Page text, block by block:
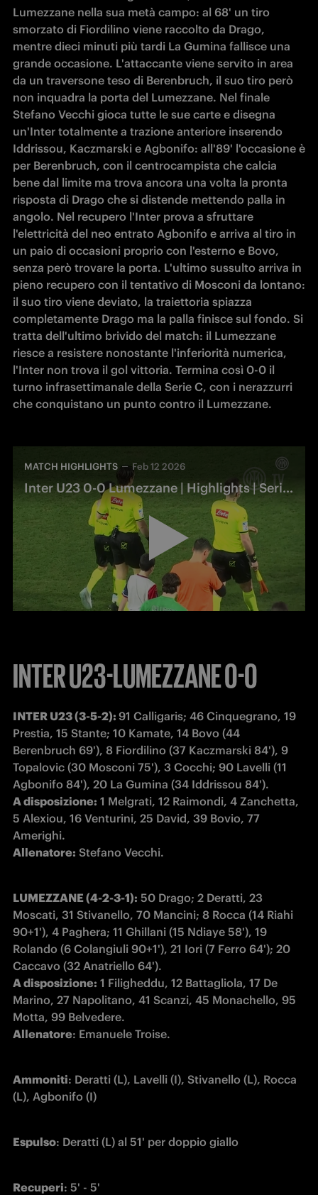
Lumezzane nella sua metà campo: al 68' un tiro
smorzato di Fiordilino viene raccolto da Drago,
mentre dieci minuti più tardi La Gumina fallisce una
grande occasione. L'attaccante viene servito in area
da un traversone teso di Berenbruch, il suo tiro però
non inquadra la porta del Lumezzane. Nel finale
Stefano Vecchi gioca tutte le sue carte e disegna
un'Inter totalmente a trazione anteriore inserendo
Iddrissou, Kaczmarski e Agbonifo: all'89' l'occasione è
per Berenbruch, con il centrocampista che calcia
bene dal limite ma trova ancora una volta la pronta
risposta di Drago che si distende mettendo palla in
angolo. Nel recupero l'Inter prova a sfruttare
l'elettricità del neo entrato Agbonifo e arriva al tiro in
un paio di occasioni proprio con l'esterno e Bovo,
senza però trovare la porta. L'ultimo sussulto arriva in
pieno recupero con il tentativo di Mosconi da lontano:
il suo tiro viene deviato, la traiettoria spiazza
completamente Drago ma la palla finisce sul fondo. Si
tratta dell'ultimo brivido del match: il Lumezzane
riesce a resistere nonostante l'inferiorità numerica,
l'Inter non trova il gol vittoria. Termina così 0-0 il
turno infrasettimanale della Serie C, con i nerazzurri
che conquistano un punto contro il Lumezzane.
MATCH HIGHLIGHTS Feb 12 2026
Inter U23 0-0 Lumezzane | Highlights | Serie C
INTER U23-LUMEZZANE 0-0
INTER U23 (3-5-2): 91 Calligaris; 46 Cinquegrano, 19
Prestia, 15 Stante; 10 Kamate, 14 Bovo (44
Berenbruch 69'), 8 Fiordilino (37 Kaczmarski 84'), 9
Topalovic (30 Mosconi 75'), 3 Cocchi; 90 Lavelli (11
A disposizione: 1 Melgrati, 12 Raimondi, 4 Zanchetta,
5 Alexiou, 16 Venturini, 25 David, 39 Bovio, 77
Allenatore: Stefano Vecchi.
LUMEZZANE (4-2-3-1): 50 Drago; 2 Deratti, 23
Moscati, 31 Stivanello, 70 Mancini; 8 Rocca (14 Riahi
90+1'), 4 Paghera; 11 Ghillani (15 Ndiaye 58'), 19
Rolando (6 Colangiuli 90+1'), 21 Iori (7 Ferro 64'); 20
A disposizione: 1 Filigheddu, 12 Battagliola, 17 De
Marino, 27 Napolitano, 41 Scanzi, 45 Monachello, 95
Allenatore: Emanuele Troise.
Ammoniti: Deratti (L), Lavelli (I), Stivanello (L), Rocca
(L), Agbonifo (I)
Espulso: Deratti (L) al 51' per doppio giallo
Recuperi: 5' - 5'